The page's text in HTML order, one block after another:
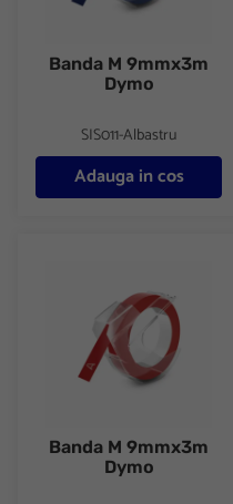
Banda M 9mmx3m
Dymo
SIS011-Albastru
Adauga in cos
Banda M 9mmx3m
Dymo